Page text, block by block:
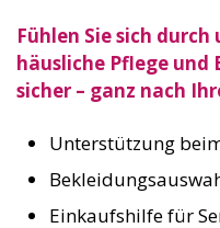
Fühlen Sie sich
häusliche Pflege
sicher – ganz nach
Unterstützung
Einkaufshilfe für